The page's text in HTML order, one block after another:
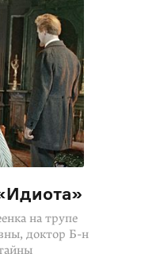
на трупе
доктор Б-н